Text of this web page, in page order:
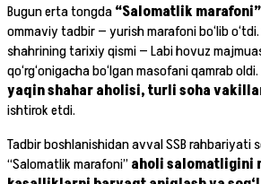
Bugun erta tongda“Salomatlik marafoni”
ommaviy tadbir — yurish marafoni bo‘lib
shahrining tarixiy qismi — Labi hovuz
qo‘rg‘onigacha bo‘lgan masofani qamrab
yaqin shahar aholisi, turli soha
ishtirok etdi.
Tadbir boshlanishidan avval SSB rahbariyati
“Salomatlik marafoni” aholi salomatligini